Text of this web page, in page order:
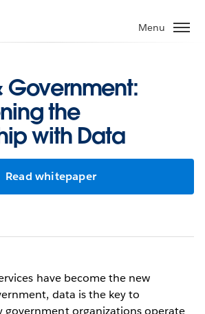
Menu
Government:
the
with Data
Read whitepaper
have become the new
data is the key to
government organizations operate